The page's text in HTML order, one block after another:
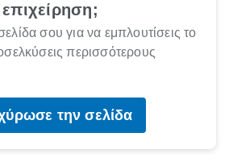
σου για να εμπλουτίσεις το
περισσότερους
την σελίδα